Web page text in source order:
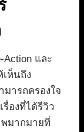
และ
ห็นถึง
มารถครองใจ
องที่ได้รีวิว
มากมายที่